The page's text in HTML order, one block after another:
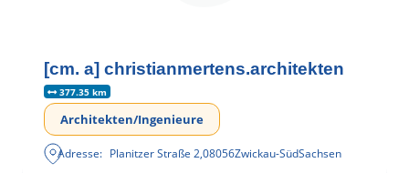
[cm. a] christianmertens.architekten
377.35 km
Architekten/Ingenieure
Adresse: Planitzer Straße 2,08056Zwickau-SüdSachsen